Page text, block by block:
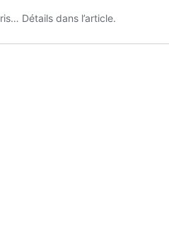
Détails dans l’article.